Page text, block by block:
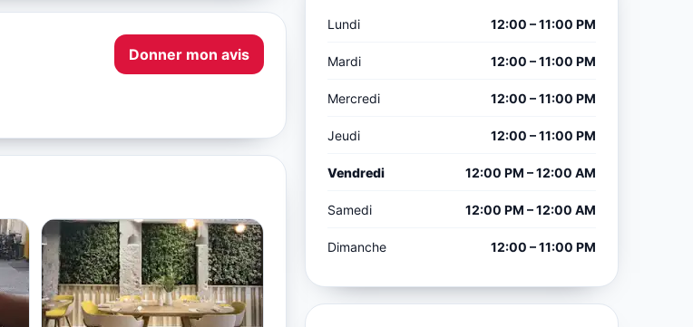
Donner mon avis
Lundi 12:00 – 11:00 PM
Mardi 12:00 – 11:00 PM
Mercredi 12:00 – 11:00 PM
Jeudi 12:00 – 11:00 PM
Vendredi 12:00 PM – 12:00 AM
Samedi 12:00 PM – 12:00 AM
Dimanche 12:00 – 11:00 PM